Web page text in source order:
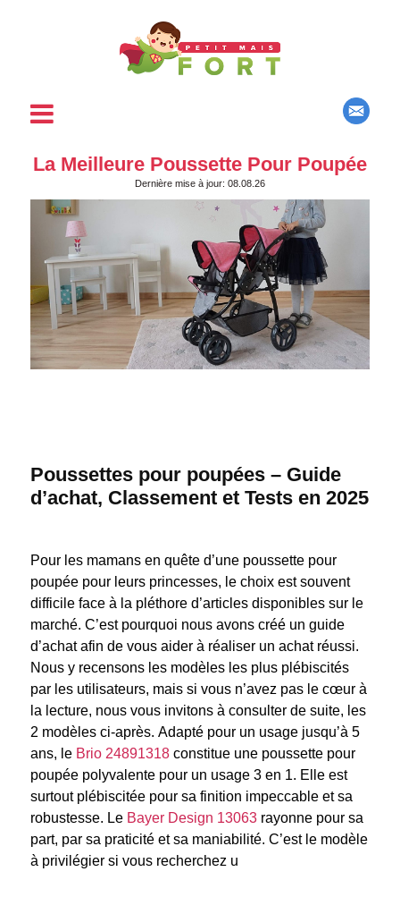
La Meilleure Poussette Pour Poupée
Dernière mise à jour: 08.08.26
Poussettes pour poupées – Guide
d’achat, Classement et Tests en 2025
Pour les mamans en quête d’une poussette pour
poupée pour leurs princesses, le choix est souvent
difficile face à la pléthore d’articles disponibles sur le
marché. C’est pourquoi nous avons créé un guide
d’achat afin de vous aider à réaliser un achat réussi.
Nous y recensons les modèles les plus plébiscités
par les utilisateurs, mais si vous n’avez pas le cœur à
la lecture, nous vous invitons à consulter de suite, les
2 modèles ci-après. Adapté pour un usage jusqu’à 5
ans, le Brio 24891318constitue une poussette pour
poupée polyvalente pour un usage 3 en 1. Elle est
surtout plébiscitée pour sa finition impeccable et sa
robustesse. Le Bayer Design 13063rayonne pour sa
part, par sa praticité et sa maniabilité. C’est le modèle
à privilégier si vous recherchez u